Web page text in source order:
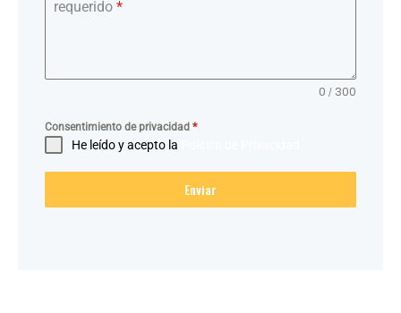
requerido *
0 / 300
Consentimiento de privacidad *
He leído y acepto la
Enviar